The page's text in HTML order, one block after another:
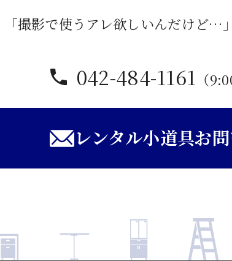
「撮影で使うアレ欲しいんだけど…
042-484-1161 （
レンタル小道具お